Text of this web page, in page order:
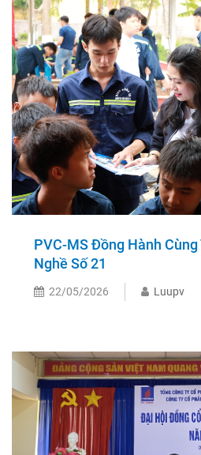
PVC-MS Đồng Hành
Nghề Số 21
22/05/2026 Luupv